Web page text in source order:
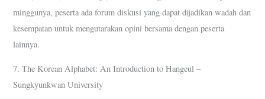
minggunya, peserta ada forum diskusi yang dapat dijadikan wadah dan
kesempatan untuk mengutarakan opini bersama dengan peserta
lainnya.
7. The Korean Alphabet: An Introduction to Hangeul –
Sungkyunkwan University